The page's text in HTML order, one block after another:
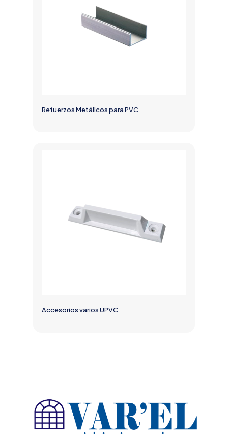
Refuerzos Metálicos para PVC
Accesorios varios UPVC